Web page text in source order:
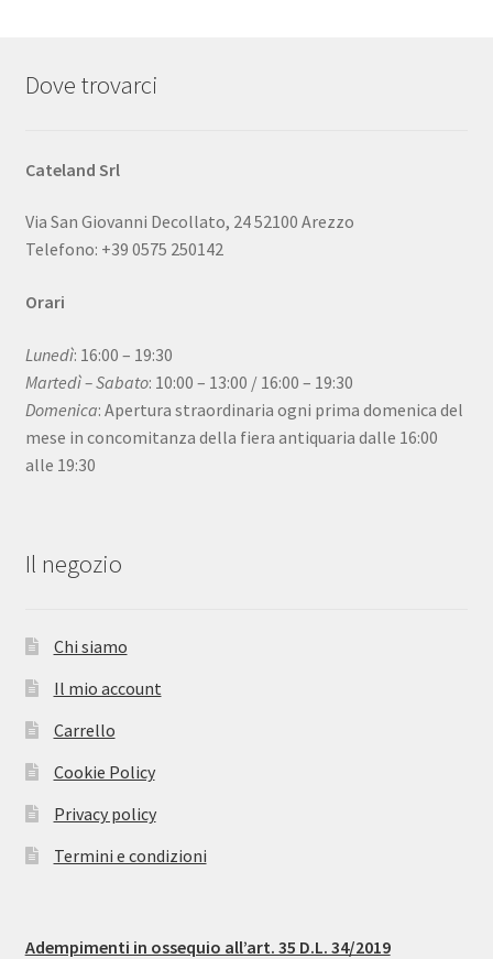
Dove trovarci
Cateland Srl
Via San Giovanni Decollato, 24 52100 Arezzo
Telefono: +39 0575 250142
Orari
Lunedì: 16:00 – 19:30
Martedì – Sabato: 10:00 – 13:00 / 16:00 – 19:30
Domenica: Apertura straordinaria ogni prima domenica del
mese in concomitanza della fiera antiquaria dalle 16:00
alle 19:30
Il negozio
Chi siamo
Il mio account
Carrello
Cookie Policy
Privacy policy
Termini e condizioni
Adempimenti in ossequio all’art. 35 D.L. 34/2019